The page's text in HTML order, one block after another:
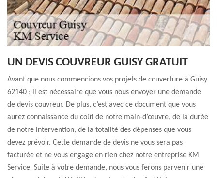
UN DEVIS COUVREUR GUISY GRATUIT
Avant que nous commencions vos projets de couverture à Guisy
62140 ; il est nécessaire que vous nous envoyer une demande
de devis couvreur. De plus, c’est avec ce document que vous
aurez connaissance du coût de notre main-d’œuvre, de la durée
de notre intervention, de la totalité des dépenses que vous
devez prévoir. Cette demande de devis ne vous sera pas
facturée et ne vous engage en rien chez notre entreprise KM
Service. Suite à votre demande, nous vous ferons parvenir une